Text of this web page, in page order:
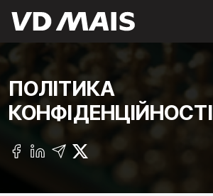
ПОЛІТИКА
КОНФІДЕНЦІЙНОСТІ